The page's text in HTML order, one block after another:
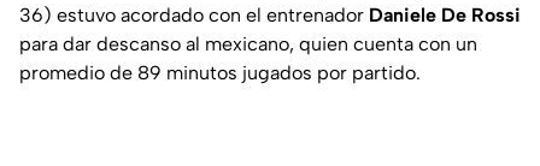
36) estuvo acordado con el entrenador Daniele De Rossi
para dar descanso al mexicano, quien cuenta con un
promedio de 89 minutos jugados por partido.